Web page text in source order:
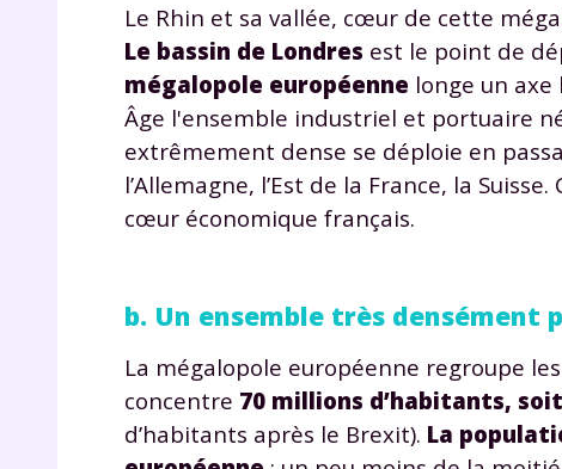
Le Rhin et sa vallée, cœur de cette
Le bassin de Londres est le point de
mégalopole européenne longe un
Âge l'ensemble industriel et portuaire
extrêmement dense se déploie en
l’Allemagne, l’Est de la France, la
cœur économique français.
b. Un ensemble très densément
La mégalopole européenne regroupe
concentre 70 millions d’habitants,
d’habitants après le Brexit). La
Un
* Votre
consentez
pendant
vos droits,